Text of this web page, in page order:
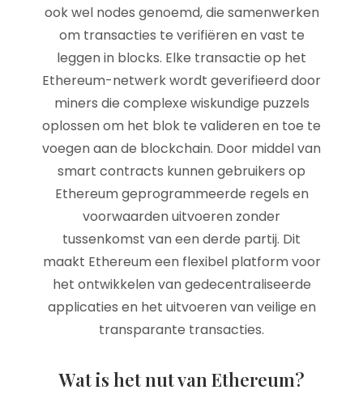
ook wel nodes genoemd, die samenwerken
om transacties te verifiëren en vast te
leggen in blocks. Elke transactie op het
Ethereum-netwerk wordt geverifieerd door
miners die complexe wiskundige puzzels
oplossen om het blok te valideren en toe te
voegen aan de blockchain. Door middel van
smart contracts kunnen gebruikers op
Ethereum geprogrammeerde regels en
voorwaarden uitvoeren zonder
tussenkomst van een derde partij. Dit
maakt Ethereum een flexibel platform voor
het ontwikkelen van gedecentraliseerde
applicaties en het uitvoeren van veilige en
transparante transacties.
Wat is het nut van Ethereum?